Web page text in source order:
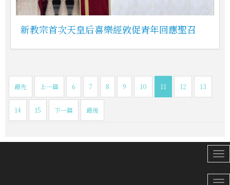
新教宗首次天皇后喜樂經敦促青年回應聖召
最先 上一篇 6 7 8 9 10 11 12 13
14 15 下一篇 最後